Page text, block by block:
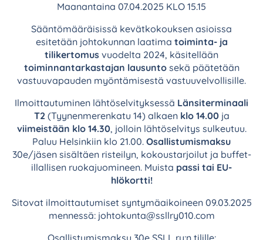
Maanantaina 07.04.2025 KLO 15.15
Sääntömääräisissä kevätkokouksen asioissa
esitetään johtokunnan laatima toiminta- ja
tilikertomus vuodelta 2024, käsitellään
toiminnantarkastajan lausuntosekä päätetään
vastuuvapauden myöntämisestä vastuuvelvollisille.
Ilmoittautuminen lähtöselvityksessä Länsiterminaali
T2 (Tyynenmerenkatu 14) alkaen klo 14.00ja
viimeistään klo 14.30, jolloin lähtöselvitys sulkeutuu.
Paluu Helsinkiin klo 21.00. Osallistumismaksu
30e/jäsen sisältäen risteilyn, kokoustarjoilut ja buffet-
illallisen ruokajuomineen. Muista passi tai EU-
hlökortti!
Sitovat ilmoittautumiset syntymäaikoineen 09.03.2025
mennessä: johtokunta@ssllry010.com
Osallistumismaksu 30e SSLL ry:n tilille: